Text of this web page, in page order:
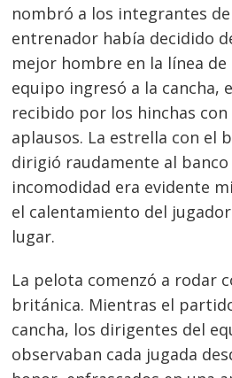
nombró a los integrantes
entrenador había decidido
mejor hombre en la línea de
equipo ingresó a la cancha,
recibido por los hinchas
aplausos. La estrella con el
dirigió raudamente al banco
incomodidad era evidente
el calentamiento del
lugar.
La pelota comenzó a rodar
británica. Mientras el
cancha, los dirigentes del
observaban cada jugada